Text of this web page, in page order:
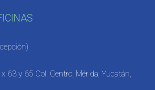
63 y 65 Col. Centro, Mérida, Yucatán,